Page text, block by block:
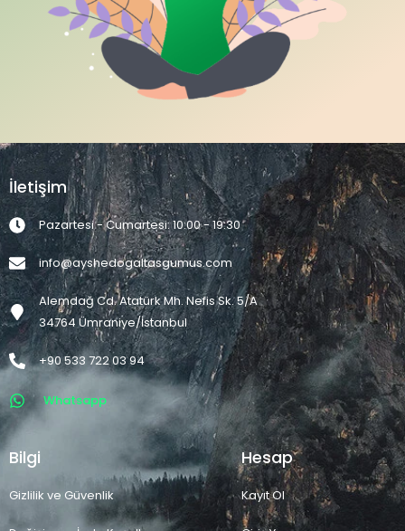
İletişim
Pazartesi - Cumartesi: 10:00 - 19:30
info@ayshedogaltasgumus.com
Alemdağ Cd. Atatürk Mh. Nefis Sk. 5/A
34764 Ümraniye/İstanbul
+90 533 722 03 94
Whatsapp
Bilgi
Gizlilik ve Güvenlik
Hesap
Kayıt Ol